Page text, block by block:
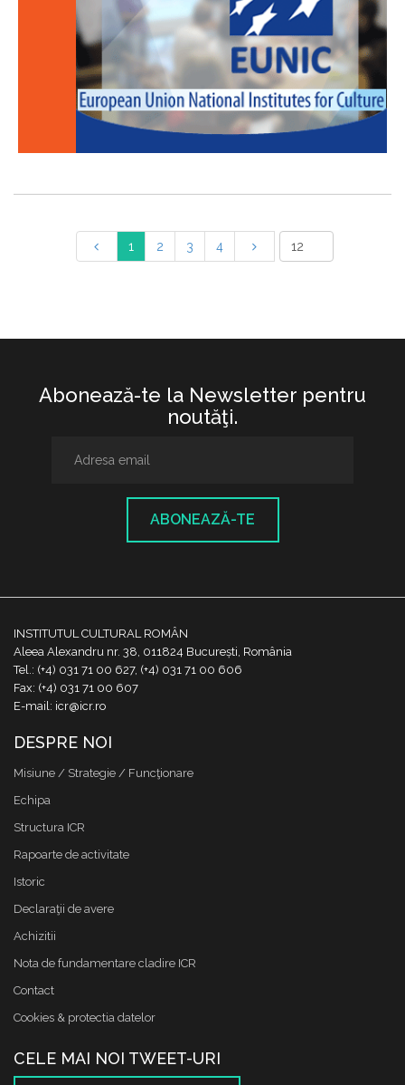
1 2 3 4
Abonează-te la Newsletter pentru
noutăţi.
ABONEAZĂ-TE
INSTITUTUL CULTURAL ROMÂN
Aleea Alexandru nr. 38, 011824 București, România
Tel.: (+4) 031 71 00 627, (+4) 031 71 00 606
Fax: (+4) 031 71 00 607
E-mail: icr@icr.ro
DESPRE NOI
Misiune / Strategie / Funcţionare
Echipa
Structura ICR
Rapoarte de activitate
Istoric
Declaraţii de avere
Achizitii
Nota de fundamentare cladire ICR
Contact
Cookies & protectia datelor
CELE MAI NOI TWEET-URI